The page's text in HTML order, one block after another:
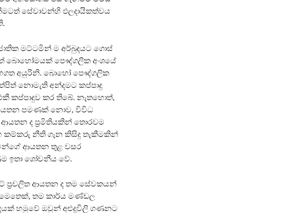
සේවාවන්හි ඵලදායිකත්වය
මට්ටමින් ම අර්බුදයට ගොස්
බොහෝමයක් පෞද්ගලික අංශයේ
අයුරිනි. බොහෝ පෞද්ගලික
නොමැති අන්දමට කප්පාදු
කප්පාදුව කර තිබේ. නැතහොත්,
ආයතන පමණක් නොව, විවිධ
ද ප‍්‍රමිතියකින් තොරවම
කම්කරු නීති ගැන කිසිදු තැකීමකින්
ආයතන තුළ වසර
ඉතා ශෝචනීය වේ.
ප‍්‍රචලිත ආයතන ද තම සේවකයන්
මෙතෙක්, තම කාර්ය මණ්ඩල
හමුවේ ඔවුන් අළුදූවිලි ගණනට